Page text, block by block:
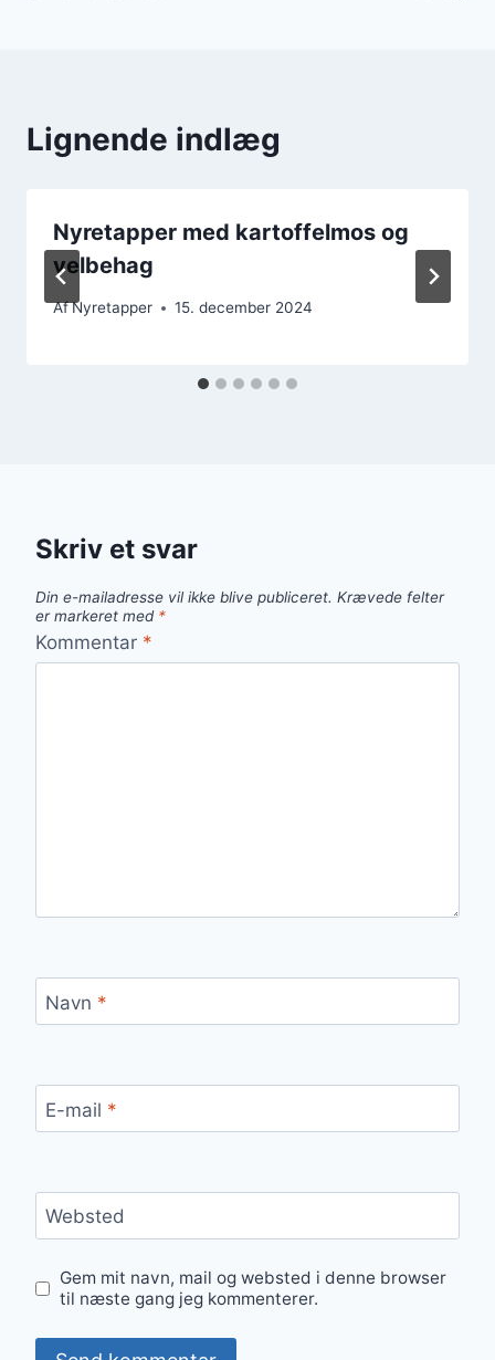
Lignende indlæg
Nyretapper med kartoffelmos og
velbehag
AfNyretapper 15. december 2024
Skriv et svar
Din e-mailadresse vil ikke blive publiceret. Krævede felter
er markeret med *
Kommentar *
Navn *
E-mail *
Websted
Gem mit navn, mail og websted i denne browser
til næste gang jeg kommenterer.